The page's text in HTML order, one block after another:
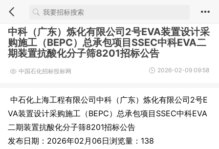
中科（广东）炼化有限公司2号EVA装置设计采
购施工（BEPC）总承包项目SSEC中科EVA二
期装置抗酸化分子筛8201招标公告
中国石化招标投标网 2026-02-09 09:58
中石化上海工程有限公司中科（广东）炼化有限公司2号E
VA装置设计采购施工（BEPC）总承包项目SSEC中科EVA
二期装置抗酸化分子筛8201招标公告
发布日期：2026年02月06日浏览量：138